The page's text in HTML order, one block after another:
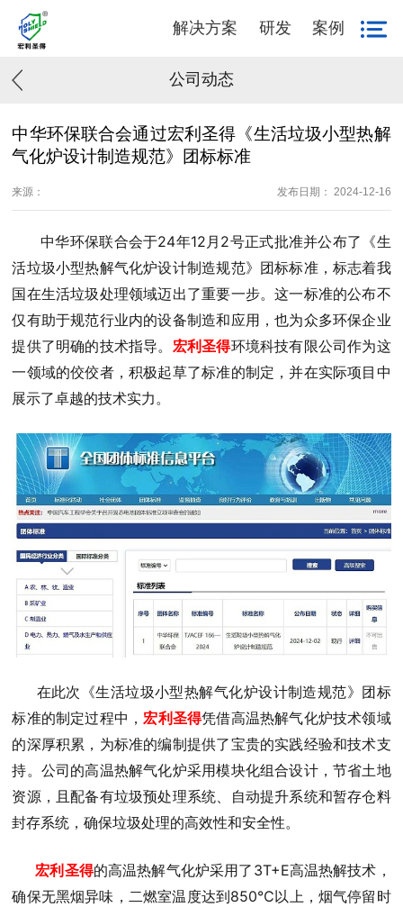
解决方案 研发 案例
公司动态
中华环保联合会通过宏利圣得《生活垃圾小型热解
气化炉设计制造规范》团标标准
来源： 发布日期： 2024-12-16
中华环保联合会于24年12月2号正式批准并公布了《生
活垃圾小型热解气化炉设计制造规范》团标标准，标志着我
国在生活垃圾处理领域迈出了重要一步。这一标准的公布不
仅有助于规范行业内的设备制造和应用，也为众多环保企业
提供了明确的技术指导。 宏利圣得环境科技有限公司作为这
一领域的佼佼者，积极起草了标准的制定，并在实际项目中
展示了卓越的技术实力。
在此次《生活垃圾小型热解气化炉设计制造规范》团标
标准的制定过程中，宏利圣得凭借高温热解气化炉技术领域
的深厚积累，为标准的编制提供了宝贵的实践经验和技术支
持。公司的高温热解气化炉采用模块化组合设计，节省土地
资源，且配备有垃圾预处理系统、自动提升系统和暂存仓料
封存系统，确保垃圾处理的高效性和安全性。
宏利圣得的高温热解气化炉采用了3T+E高温热解技术，
确保无黑烟异味，二燃室温度达到850℃以上，烟气停留时